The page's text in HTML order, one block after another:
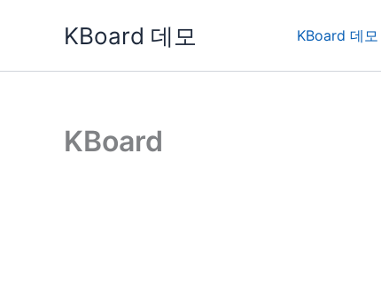
KBoard 데모 KBoard 데모
KBoard